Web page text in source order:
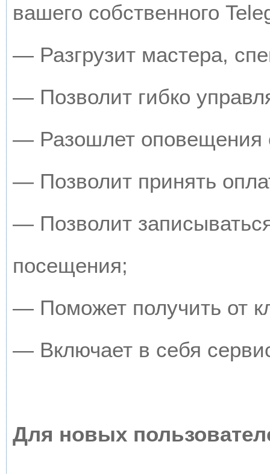
вашего собственного
— Разгрузит мастера,
— Позволит гибко
— Разошлет оповещения
— Позволит принять
— Позволит
посещения;
— Поможет получить от
— Включает в себя
Для новых